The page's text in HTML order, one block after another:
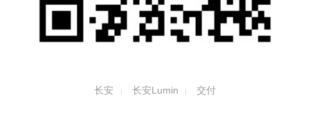
不仅如此，首批万台Lumin焕新交付活动与用
长安 长安Lumin 交付